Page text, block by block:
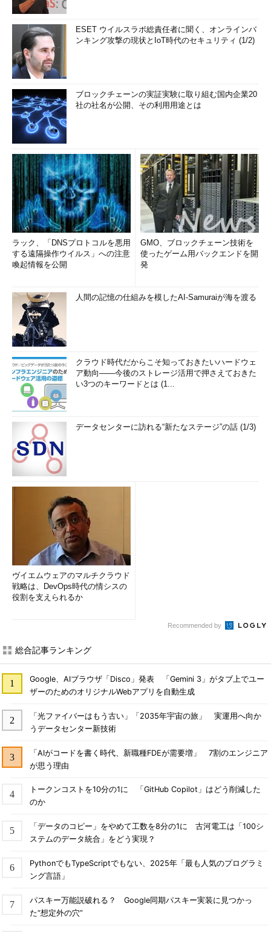
ESET ウイルスラボ総責任者に聞く、オンラインバ
ンキング攻撃の現状とIoT時代のセキュリティ (1/2)
ブロックチェーンの実証実験に取り組む国内企業20
社の社名が公開、その利用用途とは
ラック、「DNSプロトコルを悪用
する遠隔操作ウイルス」への注意
喚起情報を公開
GMO、ブロックチェーン技術を
使ったゲーム用バックエンドを開
発
人間の記憶の仕組みを模したAI-Samuraiが海を渡る
クラウド時代だからこそ知っておきたいハードウェ
ア動向――今後のストレージ活用で押さえておきた
い3つのキーワードとは (1...
データセンターに訪れる“新たなステージ”の話 (1/3)
ヴイエムウェアのマルチクラウド
戦略は、DevOps時代の情シスの
役割を支えられるか
Recommended by
総合記事ランキング
Google、AIブラウザ「Disco」発表 「Gemini 3」がタブ上でユー
ザーのためのオリジナルWebアプリを自動生成
「光ファイバーはもう古い」「2035年宇宙の旅」 実運用へ向か
うデータセンター新技術
「AIがコードを書く時代、新職種FDEが需要増」 7割のエンジニア
が思う理由
トークンコストを10分の1に 「GitHub Copilot」はどう削減した
のか
「データのコピー」をやめて工数を8分の1に 古河電工は「100シ
ステムのデータ統合」をどう実現？
PythonでもTypeScriptでもない、2025年「最も人気のプログラミ
ング言語」
パスキー万能説破れる？ Google同期パスキー実装に見つかっ
た“想定外の穴”